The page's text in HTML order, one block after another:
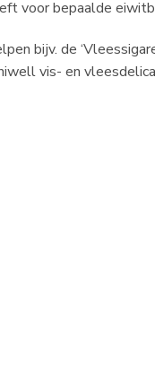
voor bepaalde
bijv. de
vis- en